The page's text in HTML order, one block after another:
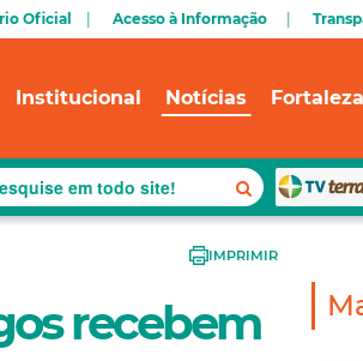
Oficial Acesso à Informação
Institucional Notícias
IMPRIMIR
recebem